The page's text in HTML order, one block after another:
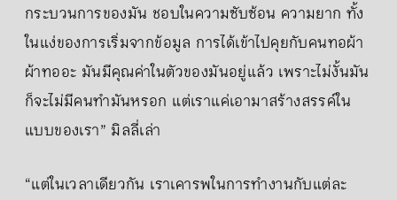
กระบวนการของมัน ชอบในความซับซ้อน ความยาก ทั้ง
ในแง่ของการเริ่มจากข้อมูล การได้เข้าไปคุยกับคนทอผ้า
ผ้าทออะ มันมีคุณค่าในตัวของมันอยู่แล้ว เพราะไม่งั้นมัน
ก็จะไม่มีคนทำมันหรอก แต่เราแค่เอามาสร้างสรรค์ใน
แบบของเรา” มิลลี่เล่า
“แต่ในเวลาเดียวกัน เราเคารพในการทำงานกับแต่ละ